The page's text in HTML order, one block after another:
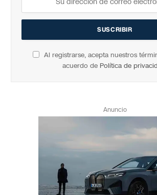
Al registrarse, acepta nuestros
acuerdo de Política de
Anuncio